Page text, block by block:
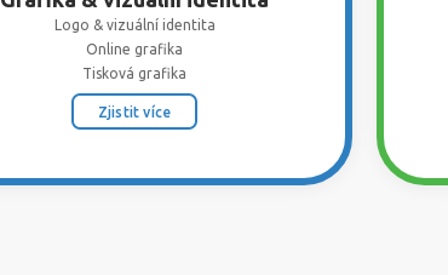
Logo & vizuální identita
Online grafika
Tisková grafika
Zjistit více